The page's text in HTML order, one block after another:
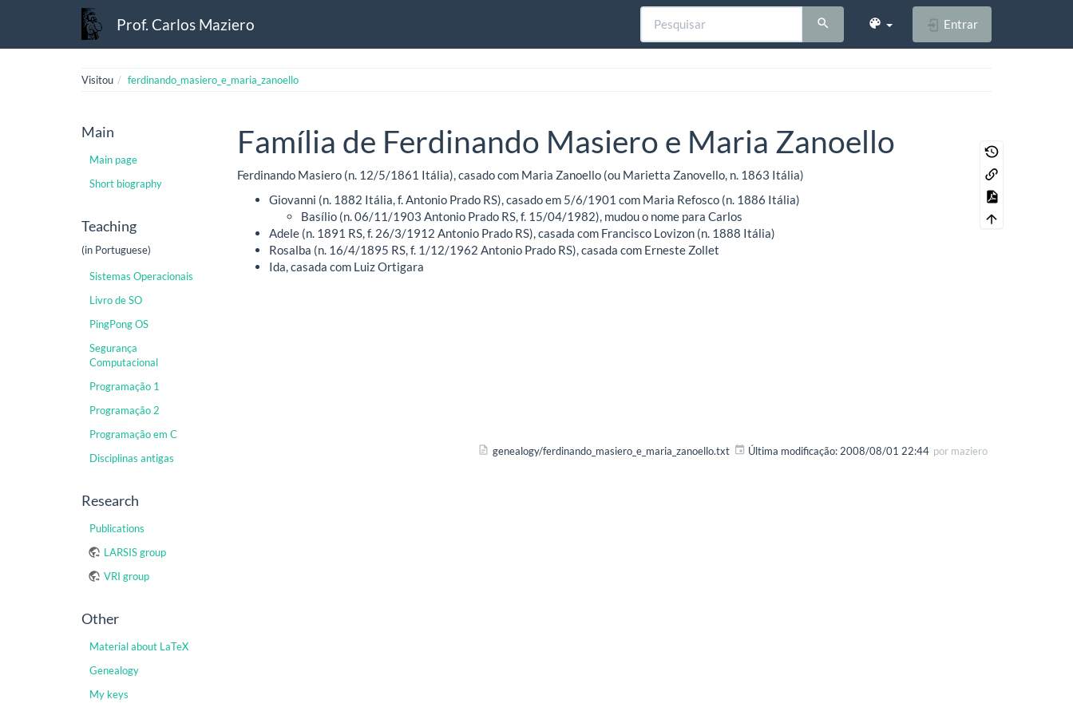
Prof. Carlos Maziero Entrar
Visitou ferdinando_masiero_e_maria_zanoello
Main
Main page
Short biography
Teaching
(in Portuguese)
Sistemas Operacionais
Livro de SO
PingPong OS
Segurança
Computacional
Programação 1
Programação 2
Programação em C
Disciplinas antigas
Research
Publications
LARSIS group
VRI group
Other
Material about LaTeX
Genealogy
My keys
Família de Ferdinando Masiero e Maria Zanoello
Ferdinando Masiero (n. 12/5/1861 Itália), casado com Maria Zanoello (ou Marietta Zanovello, n. 1863 Itália)
Giovanni (n. 1882 Itália, f. Antonio Prado RS), casado em 5/6/1901 com Maria Refosco (n. 1886 Itália)
Basílio (n. 06/11/1903 Antonio Prado RS, f. 15/04/1982), mudou o nome para Carlos
Adele (n. 1891 RS, f. 26/3/1912 Antonio Prado RS), casada com Francisco Lovizon (n. 1888 Itália)
Rosalba (n. 16/4/1895 RS, f. 1/12/1962 Antonio Prado RS), casada com Erneste Zollet
Ida, casada com Luiz Ortigara
genealogy/ferdinando_masiero_e_maria_zanoello.txt Última modificação: 2008/08/01 22:44 por maziero